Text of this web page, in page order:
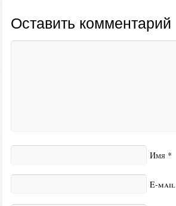
Оставить комментарий
Имя *
E-mail